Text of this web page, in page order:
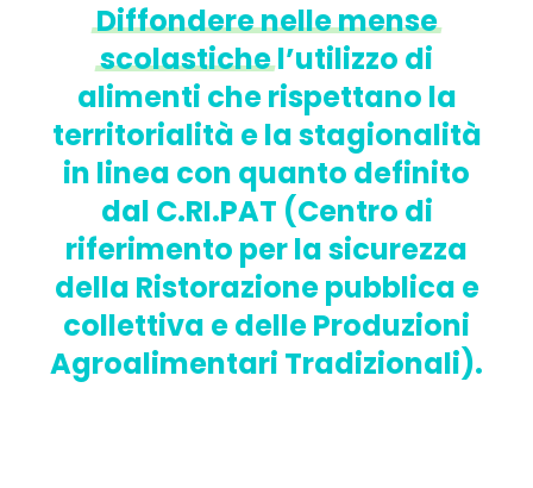
Diffonderenellemense
scolastichel’utilizzo di
alimenti che rispettano la
territorialità e la stagionalità
in linea con quanto definito
dal C.RI.PAT (Centro di
riferimento per la sicurezza
della Ristorazione pubblica e
collettiva e delle Produzioni
Agroalimentari Tradizionali).